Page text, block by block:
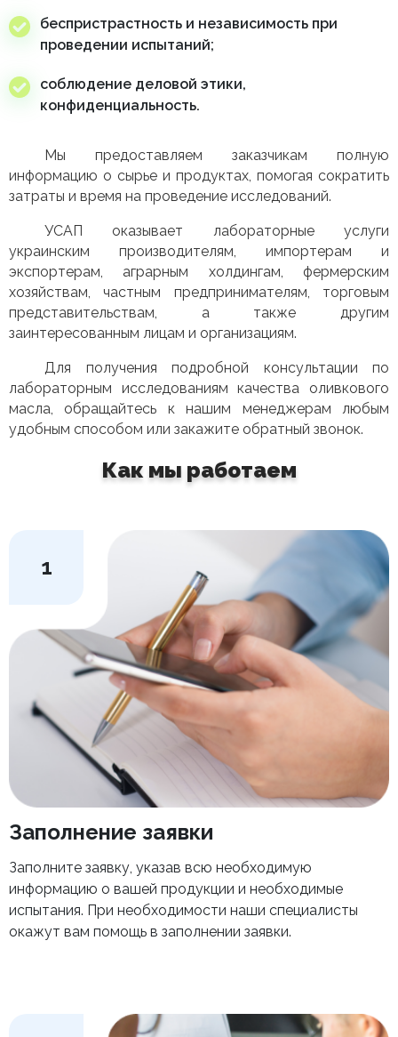
беспристрастность и независимость при
проведении испытаний;
соблюдение деловой этики,
конфиденциальность.
Мы предоставляем заказчикам полную
информацию о сырье и продуктах, помогая сократить
затраты и время на проведение исследований.
УСАП оказывает лабораторные услуги
украинским производителям, импортерам и
экспортерам, аграрным холдингам, фермерским
хозяйствам, частным предпринимателям, торговым
представительствам, а также другим
заинтересованным лицам и организациям.
Для получения подробной консультации по
лабораторным исследованиям качества оливкового
масла, обращайтесь к нашим менеджерам любым
удобным способом или закажите обратный звонок.
Как мы работаем
1
Заполнение заявки
Заполните заявку, указав всю необходимую
информацию о вашей продукции и необходимые
испытания. При необходимости наши специалисты
окажут вам помощь в заполнении заявки.